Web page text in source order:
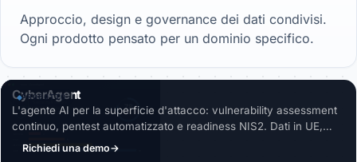
Approccio, design e governance dei dati condivisi.
Ogni prodotto pensato per un dominio specifico.
PRODOTTO
CyberAgent
L'agente AI per la superficie d'attacco: vulnerability assessment
continuo, pentest automatizzato e readiness NIS2. Dati in UE,
priorità per impatto reale.
Richiedi una demo→